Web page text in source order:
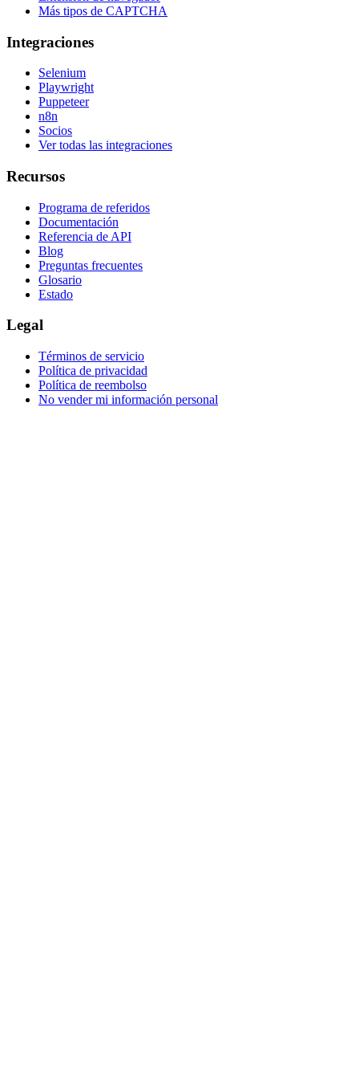
Más tipos de CAPTCHA
Integraciones
Selenium
Playwright
Puppeteer
n8n
Socios
Ver todas las integraciones
Recursos
Programa de referidos
Documentación
Referencia de API
Blog
Preguntas frecuentes
Glosario
Estado
Legal
Términos de servicio
Política de privacidad
Política de reembolso
No vender mi información personal